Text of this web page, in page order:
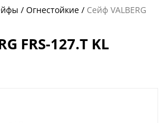
Огнестойкие
Сейф VALBERG
FRS-127.Т KL